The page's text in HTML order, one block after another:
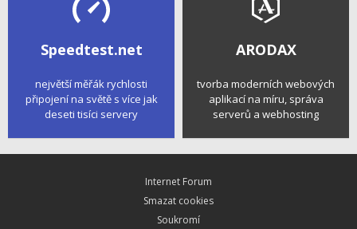
Speedtest.net
největší měřák rychlosti
připojení na světě s více jak
deseti tisíci servery
ARODAX
tvorba moderních webových
aplikací na míru, správa
serverů a webhosting
Internet Forum
Smazat cookies
Soukromí